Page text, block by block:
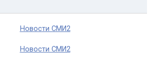
Новости СМИ2
Новости СМИ2